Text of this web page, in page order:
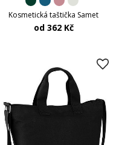
Kosmetická taštička Samet
od 362 Kč